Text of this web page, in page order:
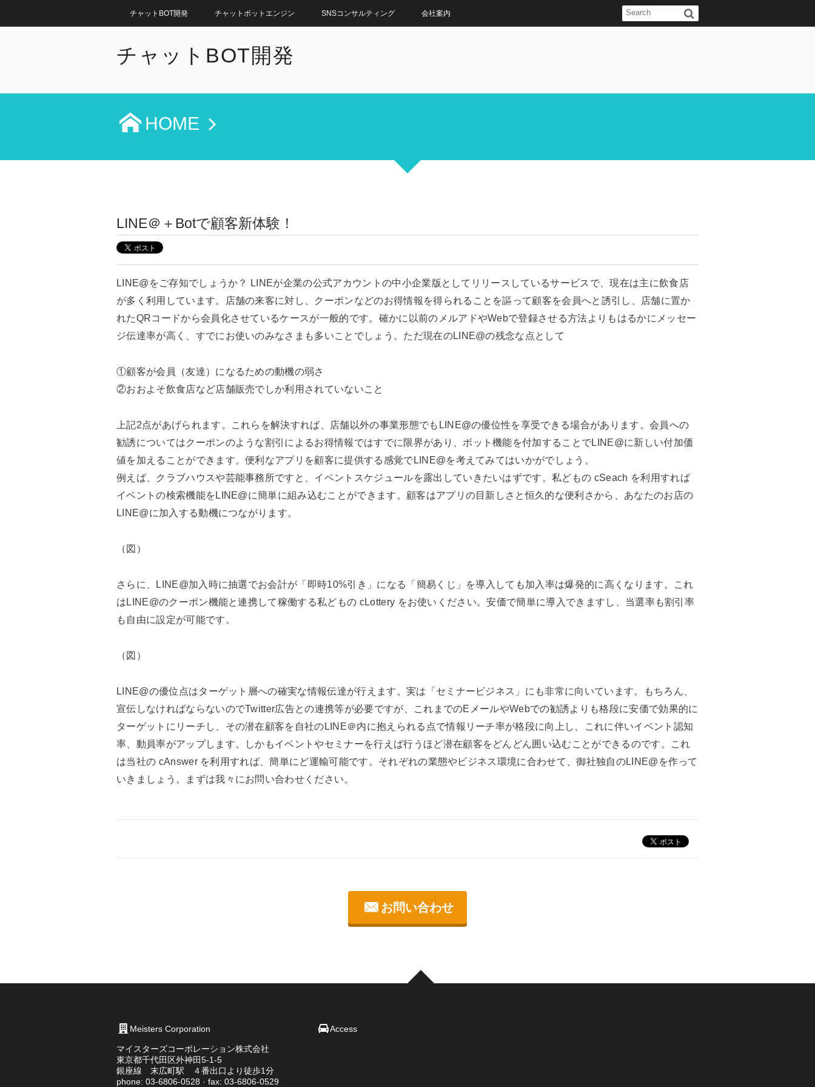
チャットBOT開発 チャットボットエンジン SNSコンサルティング 会社案内
チャットBOT開発
HOME
LINE＠＋Botで顧客新体験！
LINE@をご存知でしょうか？ LINEが企業の公式アカウントの中小企業版としてリリースしているサービスで、現在は主に飲食店
が多く利用しています。店舗の来客に対し、クーポンなどのお得情報を得られることを謳って顧客を会員へと誘引し、店舗に置か
れたQRコードから会員化させているケースが一般的です。確かに以前のメルアドやWebで登録させる方法よりもはるかにメッセー
ジ伝達率が高く、すでにお使いのみなさまも多いことでしょう。ただ現在のLINE@の残念な点として
①顧客が会員（友達）になるための動機の弱さ
②おおよそ飲食店など店舗販売でしか利用されていないこと
上記2点があげられます。これらを解決すれば、店舗以外の事業形態でもLINE@の優位性を享受できる場合があります。会員への
勧誘についてはクーポンのような割引によるお得情報ではすでに限界があり、ボット機能を付加することでLINE@に新しい付加価
値を加えることができます。便利なアプリを顧客に提供する感覚でLINE@を考えてみてはいかがでしょう。
例えば、クラブハウスや芸能事務所ですと、イベントスケジュールを露出していきたいはずです。私どもの cSeach を利用すれば
イベントの検索機能をLINE@に簡単に組み込むことができます。顧客はアプリの目新しさと恒久的な便利さから、あなたのお店の
LINE@に加入する動機につながります。
（図）
さらに、LINE@加入時に抽選でお会計が「即時10%引き」になる「簡易くじ」を導入しても加入率は爆発的に高くなります。これ
はLINE@のクーポン機能と連携して稼働する私どもの cLottery をお使いください。安価で簡単に導入できますし、当選率も割引率
も自由に設定が可能です。
（図）
LINE@の優位点はターゲット層への確実な情報伝達が行えます。実は「セミナービジネス」にも非常に向いています。もちろん、
宣伝しなければならないのでTwitter広告との連携等が必要ですが、これまでのEメールやWebでの勧誘よりも格段に安価で効果的に
ターゲットにリーチし、その潜在顧客を自社のLINE＠内に抱えられる点で情報リーチ率が格段に向上し、これに伴いイベント認知
率、動員率がアップします。しかもイベントやセミナーを行えば行うほど潜在顧客をどんどん囲い込むことができるのです。これ
は当社の cAnswer を利用すれば、簡単にど運輸可能です。それぞれの業態やビジネス環境に合わせて、御社独自のLINE@を作って
いきましょう。まずは我々にお問い合わせください。
お問い合わせ
Meisters Corporation
マイスターズコーポレーション株式会社
東京都千代田区外神田5-1-5
銀座線 末広町駅 ４番出口より徒歩1分
phone: 03-6806-0528 · fax: 03-6806-0529
Access